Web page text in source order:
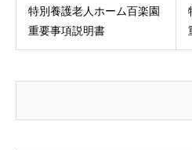
特別養護老人ホーム百楽園
重要事項説明書